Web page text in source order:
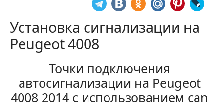
Установка сигнализации на
Peugeot 4008
Точки подключения
автосигнализации на Peugeot
4008 2014 с использованием can